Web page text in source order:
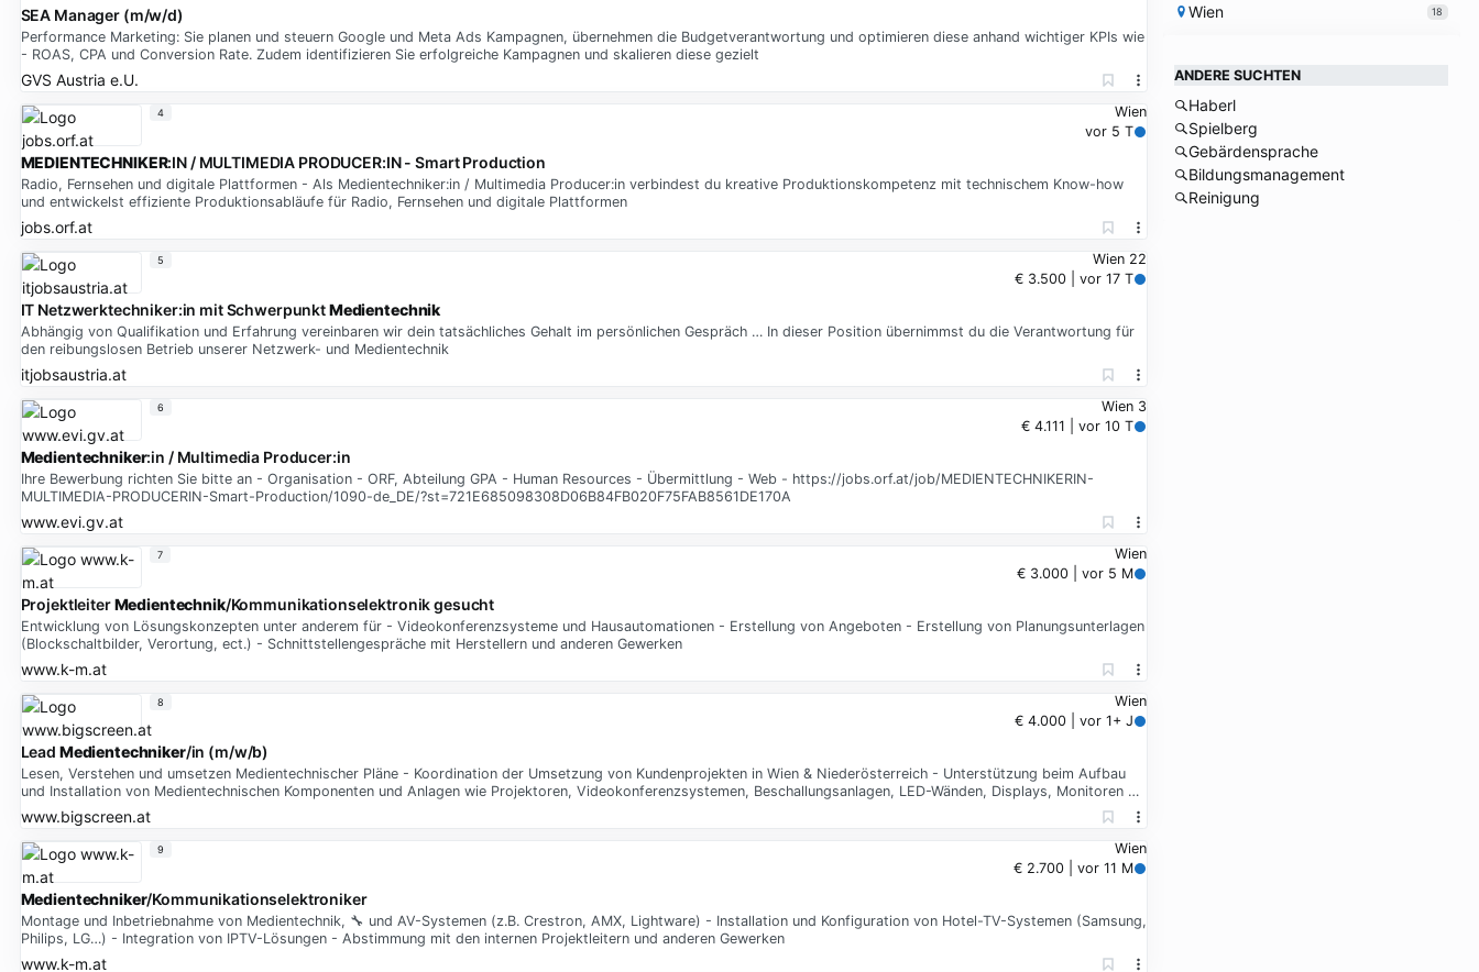
SEA Manager (m/w/d)
Performance Marketing: Sie planen und steuern Google und Meta Ads Kampagnen, übernehmen die Budgetverantwortung und optimieren diese anhand wichtiger KPIs wie
- ROAS, CPA und Conversion Rate. Zudem identifizieren Sie erfolgreiche Kampagnen und skalieren diese gezielt
GVS Austria e.U.
Wien
vor 5 T
MEDIENTECHNIKER:IN / MULTIMEDIA PRODUCER:IN - Smart Production
Radio, Fernsehen und digitale Plattformen - Als Medientechniker:in / Multimedia Producer:in verbindest du kreative Produktionskompetenz mit technischem Know-how
und entwickelst effiziente Produktionsabläufe für Radio, Fernsehen und digitale Plattformen
jobs.orf.at
4
Wien 22
€ 3.500 | vor 17 T
IT Netzwerktechniker:in mit SchwerpunktMedientechnik
Abhängig von Qualifikation und Erfahrung vereinbaren wir dein tatsächliches Gehalt im persönlichen Gespräch … In dieser Position übernimmst du die Verantwortung für
den reibungslosen Betrieb unserer Netzwerk- und Medientechnik
itjobsaustria.at
5
Wien 3
€ 4.111 | vor 10 T
Medientechniker:in / Multimedia Producer:in
Ihre Bewerbung richten Sie bitte an - Organisation - ORF, Abteilung GPA - Human Resources - Übermittlung - Web - https://jobs.orf.at/job/MEDIENTECHNIKERIN-
MULTIMEDIA-PRODUCERIN-Smart-Production/1090-de_DE/?st=721E685098308D06B84FB020F75FAB8561DE170A
www.evi.gv.at
6
Wien
€ 3.000 | vor 5 M
ProjektleiterMedientechnik/Kommunikationselektronik gesucht
Entwicklung von Lösungskonzepten unter anderem für - Videokonferenzsysteme und Hausautomationen - Erstellung von Angeboten - Erstellung von Planungsunterlagen
(Blockschaltbilder, Verortung, ect.) - Schnittstellengespräche mit Herstellern und anderen Gewerken
www.k-m.at
7
Wien
€ 4.000 | vor 1+ J
Lead Medientechniker/in (m/w/b)
Lesen, Verstehen und umsetzen Medientechnischer Pläne - Koordination der Umsetzung von Kundenprojekten in Wien & Niederösterreich - Unterstützung beim Aufbau
und Installation von Medientechnischen Komponenten und Anlagen wie Projektoren, Videokonferenzsystemen, Beschallungsanlagen, LED-Wänden, Displays, Monitoren …
www.bigscreen.at
8
Wien
€ 2.700 | vor 11 M
Medientechniker/Kommunikationselektroniker
Montage und Inbetriebnahme von Medientechnik, 🔧 und AV-Systemen (z.B. Crestron, AMX, Lightware) - Installation und Konfiguration von Hotel-TV-Systemen (Samsung,
Philips, LG…) - Integration von IPTV-Lösungen - Abstimmung mit den internen Projektleitern und anderen Gewerken
www.k-m.at
9
Wien
18
ANDERE SUCHTEN
Haberl
Spielberg
Gebärdensprache
Bildungsmanagement
Reinigung